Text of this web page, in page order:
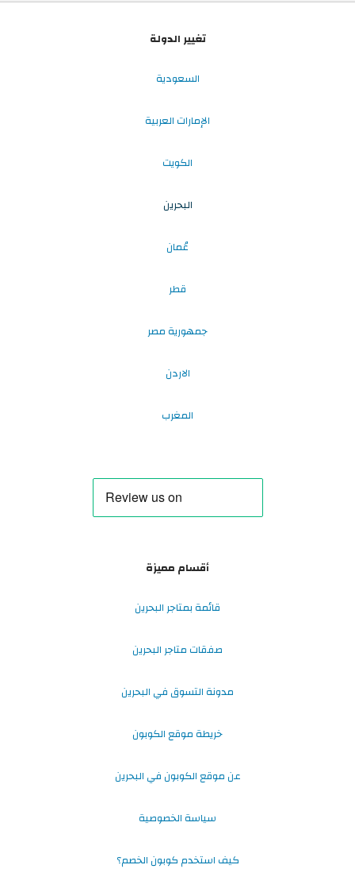
تغيير الدولة
السعودية
الإمارات العربية
الكويت
البحرين
عُمان
قطر
جمهورية مصر
الاردن
المغرب
أقسام مميزة
قائمة بمتاجر البحرين
صفقات متاجر البحرين
مدونة التسوق في البحرين
خريطة موقع الكوبون
عن موقع الكوبون في البحرين
سياسة الخصوصية
كيف استخدم كوبون الخصم؟